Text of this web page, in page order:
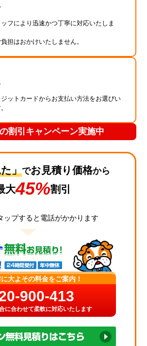
フにより迅速かつ丁寧に対応いたしま
担はおかけいたしません。
ットカードからお支払い方法をお選びい
割引キャンペーン実施中
」 でお見積り価格から
大45%割引
ップすると電話がかかります
大よその料金をご案内！
900-413
に合わせて柔軟に対応いたします